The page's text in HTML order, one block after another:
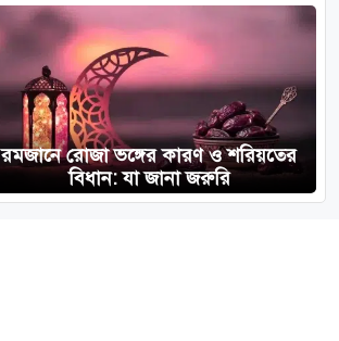
রমজানে রোজা ভঙ্গের কারণ ও শরিয়তের
বিধান: যা জানা জরুরি